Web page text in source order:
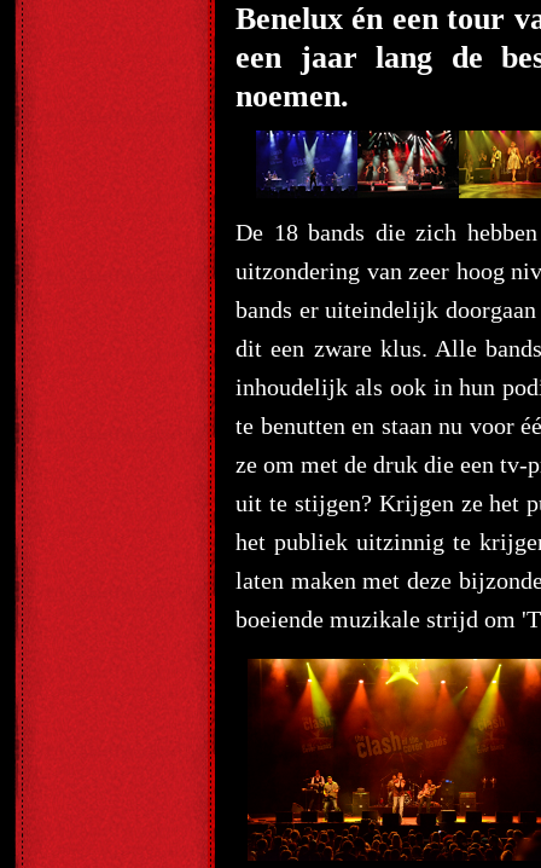
Benelux én een tour
een jaar lang de
noemen.
De 18 bands die zich
uitzondering van zeer hoog
bands er uiteindelijk
dit een zware klus. Alle
inhoudelijk als ook in hun
te benutten en staan nu voor
ze om met de druk die een
uit te stijgen? Krijgen ze het
het publiek uitzinnig te
laten maken met deze
boeiende muzikale strijd om